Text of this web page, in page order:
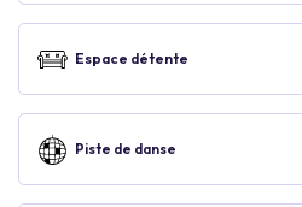
Espace détente
Piste de danse